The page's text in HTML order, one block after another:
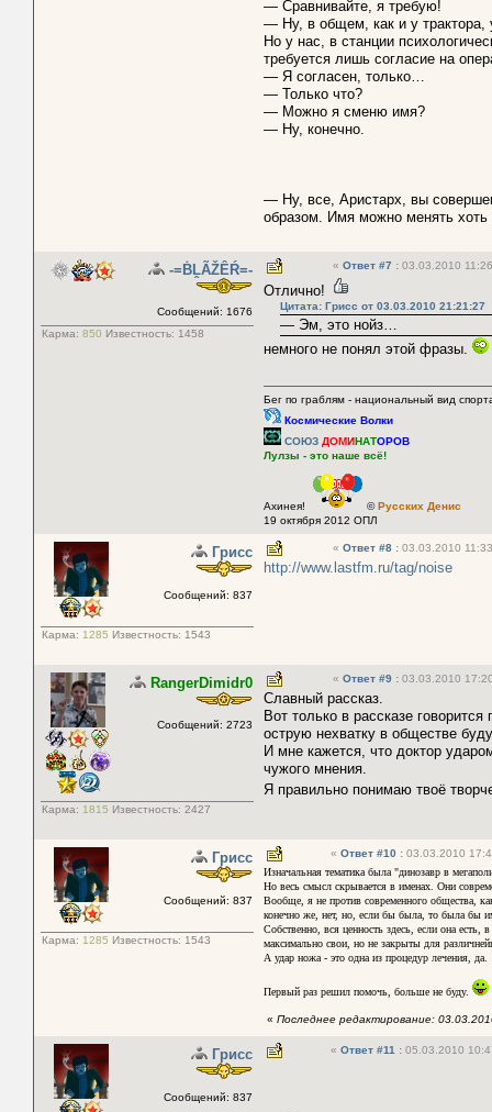
— Сравнивайте, я требую!
— Ну, в общем, как и у трактора,
Но у нас, в станции
требуется лишь согласие на
— Я согласен, только…
— Только что?
— Можно я сменю имя?
— Ну, конечно.
— Ну, все, Аристарх, вы
образом. Имя можно менять
-=ḂḼÃŽÊŔ=-
Сообщений: 1676
Карма: 850 Известность: 1458
« Ответ #7 : 03.03.2010
Отлично!
Цитата: Грисс от 03.03.2010 21:21:27
— Эм, это нойз…
немного не понял этой фразы.
Бег по граблям - национальный вид
Космические Волки
СОЮЗ ДОМИ НАТОРОВ
Лулзы - это наше всё!
Ахинея! © Русских Денис
19 октября 2012 ОПЛ
Грисс
Сообщений: 837
Карма: 1285 Известность: 1543
« Ответ #8 : 03.03.2010
http://www.lastfm.ru/tag/noise
RangerDimidr0
Сообщений: 2723
Карма: 1815 Известность: 2427
« Ответ #9 : 03.03.2010
Славный рассказ.
Вот только в рассказе
острую нехватку в обществе
И мне кажется, что доктор
чужого мнения.
Я правильно понимаю твоё
Грисс
Сообщений: 837
Карма: 1285 Известность: 1543
« Ответ #10 : 03.03.2010
Изначальная тематика была "динозавр в
Но весь смысл скрывается в именах. Они
Вообще, я не против современного общества,
конечно же, нет, но, если бы была, то была бы
Собственно, вся ценность здесь, если она
максимально свои, но не закрыты для
А удар ножа - это одна из процедур лечения, да.
Первый раз решил помочь, больше не буду.
« Последнее редактирование:
Грисс
Сообщений: 837
« Ответ #11 : 05.03.2010